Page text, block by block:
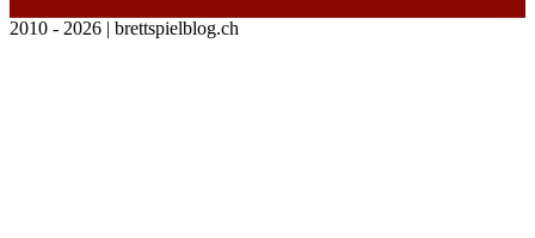
2010 - 2026 | brettspielblog.ch